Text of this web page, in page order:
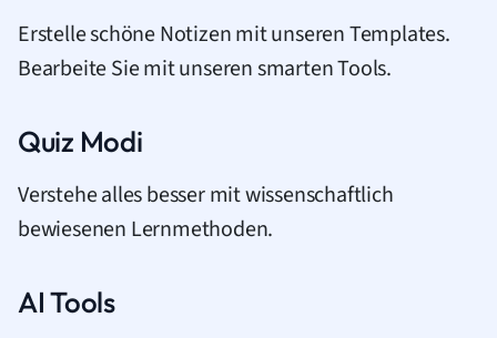
Erstelle schöne Notizen mit unseren Templates.
Bearbeite Sie mit unseren smarten Tools.
Quiz Modi
Verstehe alles besser mit wissenschaftlich
bewiesenen Lernmethoden.
AI Tools